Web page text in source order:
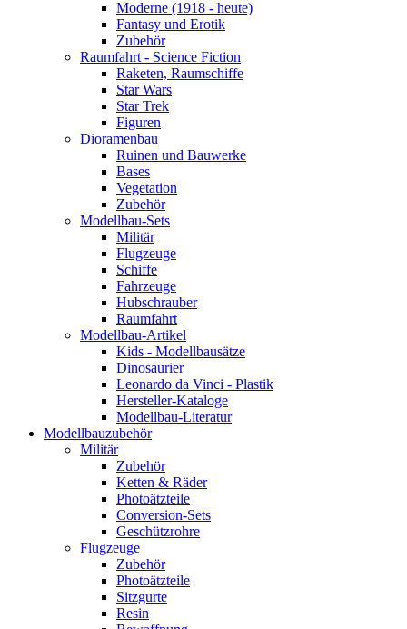
Moderne (1918 - heute)
Fantasy und Erotik
Zubehör
Raumfahrt - Science Fiction
Raketen, Raumschiffe
Star Wars
Star Trek
Figuren
Dioramenbau
Ruinen und Bauwerke
Bases
Vegetation
Zubehör
Modellbau-Sets
Militär
Flugzeuge
Schiffe
Fahrzeuge
Hubschrauber
Raumfahrt
Modellbau-Artikel
Kids - Modellbausätze
Dinosaurier
Leonardo da Vinci - Plastik
Hersteller-Kataloge
Modellbau-Literatur
Modellbauzubehör
Militär
Zubehör
Ketten & Räder
Photoätzteile
Conversion-Sets
Geschützrohre
Flugzeuge
Zubehör
Photoätzteile
Sitzgurte
Resin